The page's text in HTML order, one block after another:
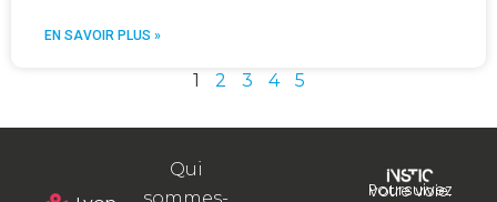
EN SAVOIR PLUS »
1 2 3 4 5
Poursuivez votre voie.
Qui